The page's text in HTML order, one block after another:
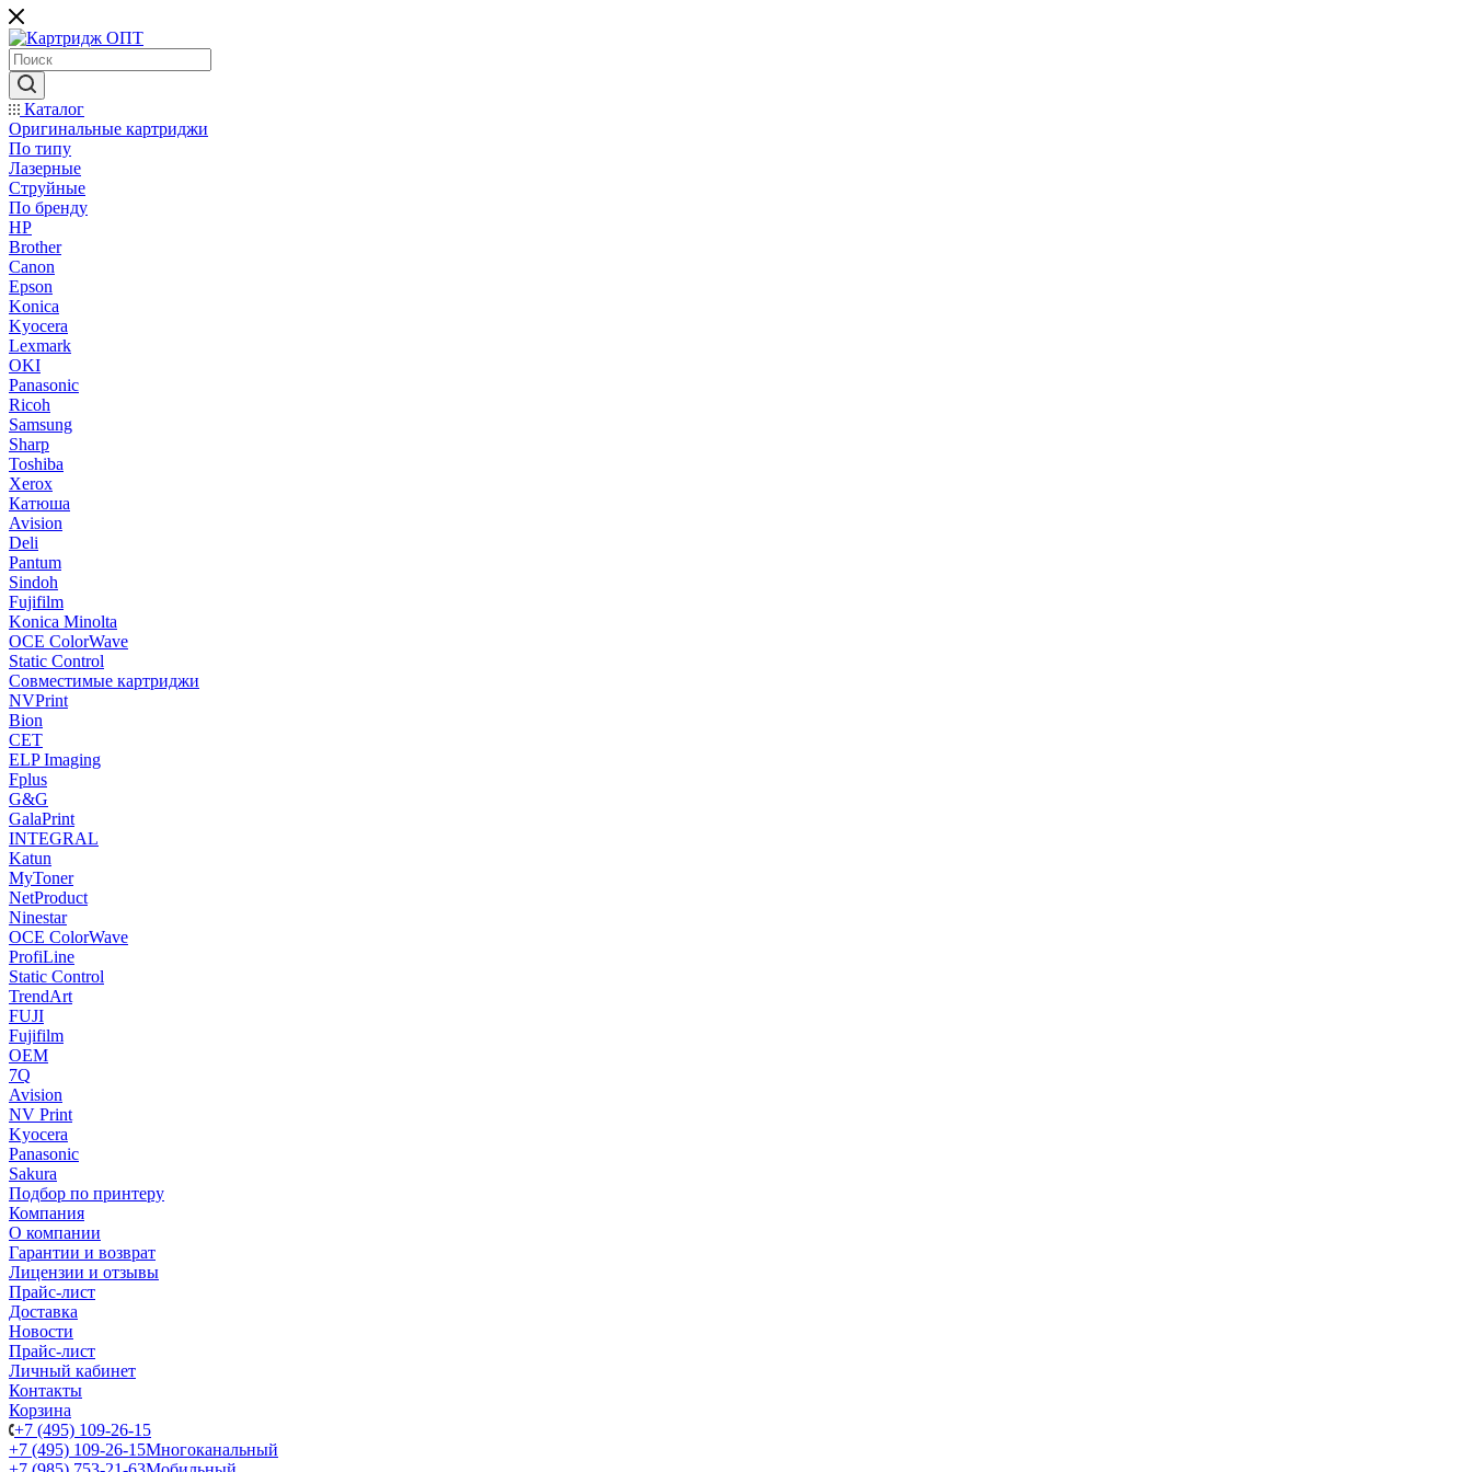
Каталог
Оригинальные картриджи
По типу
Лазерные
Струйные
По бренду
HP
Brother
Canon
Epson
Konica
Kyocera
Lexmark
OKI
Panasonic
Ricoh
Samsung
Sharp
Toshiba
Xerox
Катюша
Avision
Deli
Pantum
Sindoh
Fujifilm
Konica Minolta
OCE ColorWave
Static Control
Совместимые картриджи
NVPrint
Bion
CET
ELP Imaging
Fplus
G&G
GalaPrint
INTEGRAL
Katun
MyToner
NetProduct
Ninestar
OCE ColorWave
ProfiLine
Static Control
TrendArt
FUJI
Fujifilm
OEM
7Q
Avision
NV Print
Kyocera
Panasonic
Sakura
Подбор по принтеру
Компания
О компании
Гарантии и возврат
Лицензии и отзывы
Прайс-лист
Доставка
Новости
Прайс-лист
Личный кабинет
Контакты
Корзина
+7 (495) 109-26-15
+7 (495) 109-26-15Многоканальный